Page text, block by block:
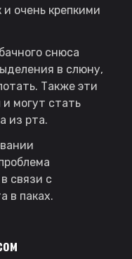
и очень крепкими
снюса
в слюну,
Также эти
могут стать
из рта.
связи с
в паках.